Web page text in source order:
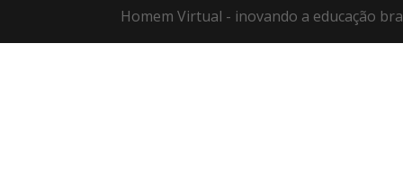
Homem Virtual - inovando a educação